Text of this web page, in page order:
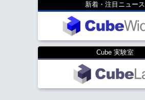
新着・注目ニュース
Cube 実験室